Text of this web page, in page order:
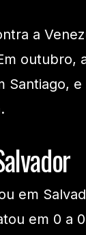
a
outubro,
Santiago,
em
em 0 a